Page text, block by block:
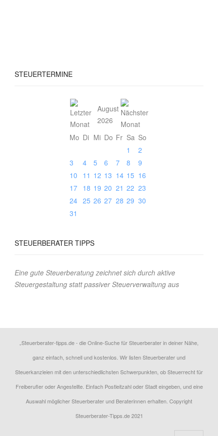
STEUERTERMINE
August
2026
Mo Di Mi Do Fr Sa So
1
2
3
4 5 6 7 8
9
10
11 12 13 14 15 16
17
18 19 20 21 22 23
24 25 26 27 28 29 30
31
STEUERBERATER TIPPS
Eine gute Steuerberatung zeichnet sich durch aktive
Steuergestaltung statt passiver Steuerverwaltung aus
„Steuerberater-tipps.de - die Online-Suche für Steuerberater in deiner Nähe,
ganz einfach, schnell und kostenlos. Wir listen Steuerberater und
Steuerkanzleien mit den unterschiedlichsten Schwerpunkten, ob Steuerrecht für
Freiberufler oder Angestellte. Einfach Postleitzahl oder Stadt eingeben, und eine
Auswahl möglicher Steuerberater und Beraterinnen erhalten. Copyright
Steuerberater-Tipps.de 2021